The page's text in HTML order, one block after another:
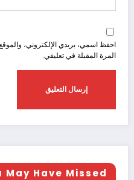
احفظ اسمي، بريدي الإلكتروني،
المرة المقبلة في تعليقي.
May Have Missed